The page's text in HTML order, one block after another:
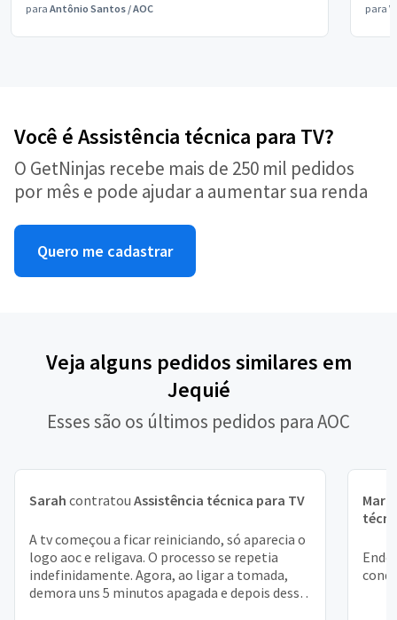
para Antônio Santos /AOC para
Você é Assistência técnica para TV?
O GetNinjas recebe mais de 250 mil pedidos
por mês e pode ajudar a aumentar sua renda
Quero me cadastrar
Veja alguns pedidos similares em
Jequié
Esses são os últimos pedidos para AOC
Sarah contratou Assistência técnica para TV
A tv começou a ficar reiniciando, só aparecia o
logo aoc e religava. O processo se repetia
indefinidamente. Agora, ao ligar a tomada,
demora uns 5 minutos apagada e depois desse